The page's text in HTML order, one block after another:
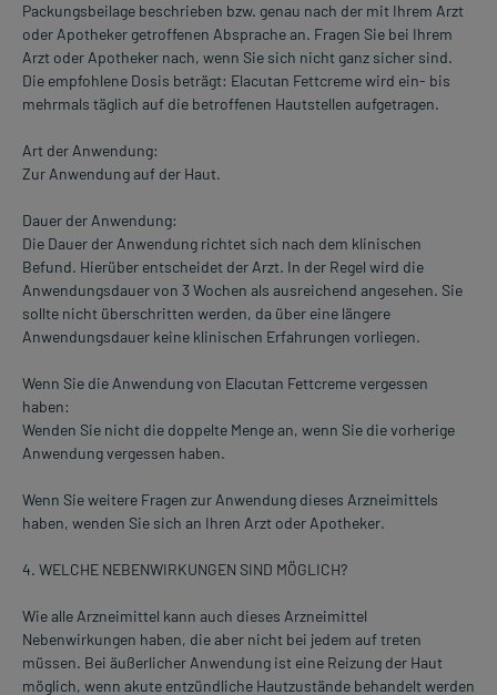
Packungsbeilage beschrieben bzw. genau nach der mit Ihrem Arzt
oder Apotheker getroffenen Absprache an. Fragen Sie bei Ihrem
Arzt oder Apotheker nach, wenn Sie sich nicht ganz sicher sind.
Die empfohlene Dosis beträgt: Elacutan Fettcreme wird ein- bis
mehrmals täglich auf die betroffenen Hautstellen aufgetragen.
Art der Anwendung:
Zur Anwendung auf der Haut.
Dauer der Anwendung:
Die Dauer der Anwendung richtet sich nach dem klinischen
Befund. Hierüber entscheidet der Arzt. In der Regel wird die
Anwendungsdauer von 3 Wochen als ausreichend angesehen. Sie
sollte nicht überschritten werden, da über eine längere
Anwendungsdauer keine klinischen Erfahrungen vorliegen.
Wenn Sie die Anwendung von Elacutan Fettcreme vergessen
haben:
Wenden Sie nicht die doppelte Menge an, wenn Sie die vorherige
Anwendung vergessen haben.
Wenn Sie weitere Fragen zur Anwendung dieses Arzneimittels
haben, wenden Sie sich an Ihren Arzt oder Apotheker.
4. WELCHE NEBENWIRKUNGEN SIND MÖGLICH?
Wie alle Arzneimittel kann auch dieses Arzneimittel
Nebenwirkungen haben, die aber nicht bei jedem auf treten
müssen. Bei äußerlicher Anwendung ist eine Reizung der Haut
möglich, wenn akute entzündliche Hautzustände behandelt werden